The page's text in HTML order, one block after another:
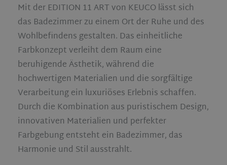
Mit der EDITION 11 ART von KEUCO lässt sich
das Badezimmer zu einem Ort der Ruhe und des
Wohlbefindens gestalten. Das einheitliche
Farbkonzept verleiht dem Raum eine
beruhigende Ästhetik, während die
hochwertigen Materialien und die sorgfältige
Verarbeitung ein luxuriöses Erlebnis schaffen.
Durch die Kombination aus puristischem Design,
innovativen Materialien und perfekter
Farbgebung entsteht ein Badezimmer, das
Harmonie und Stil ausstrahlt.